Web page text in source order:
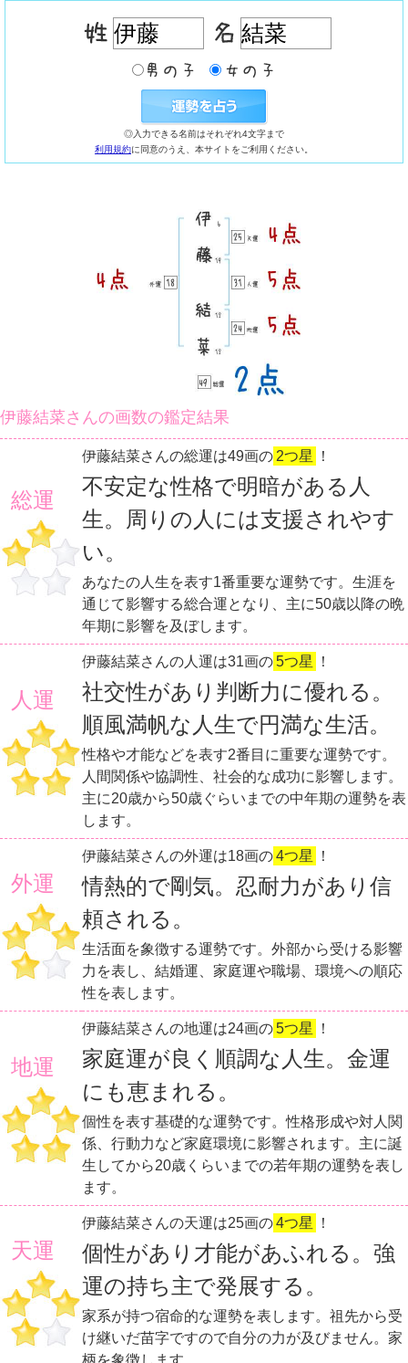
◎入力できる名前はそれぞれ4文字まで
利用規約に同意のうえ、本サイトをご利用ください。
伊藤結菜さんの画数の鑑定結果
総運
伊藤結菜さんの総運は49画の 2つ星 ！
不安定な性格で明暗がある人
生。周りの人には支援されやす
い。
あなたの人生を表す1番重要な運勢です。生涯を
通じて影響する総合運となり、主に50歳以降の晩
年期に影響を及ぼします。
人運
伊藤結菜さんの人運は31画の5つ星 ！
社交性があり判断力に優れる。
順風満帆な人生で円満な生活。
性格や才能などを表す2番目に重要な運勢です。
人間関係や協調性、社会的な成功に影響します。
主に20歳から50歳ぐらいまでの中年期の運勢を表
します。
外運
伊藤結菜さんの外運は18画の4つ星 ！
情熱的で剛気。忍耐力があり信
頼される。
生活面を象徴する運勢です。外部から受ける影響
力を表し、結婚運、家庭運や職場、環境への順応
性を表します。
地運
伊藤結菜さんの地運は24画の5つ星 ！
家庭運が良く順調な人生。金運
にも恵まれる。
個性を表す基礎的な運勢です。性格形成や対人関
係、行動力など家庭環境に影響されます。主に誕
生してから20歳くらいまでの若年期の運勢を表し
ます。
天運
伊藤結菜さんの天運は25画の4つ星 ！
個性があり才能があふれる。強
運の持ち主で発展する。
家系が持つ宿命的な運勢を表します。祖先から受
け継いだ苗字ですので自分の力が及びません。家
柄を象徴します。